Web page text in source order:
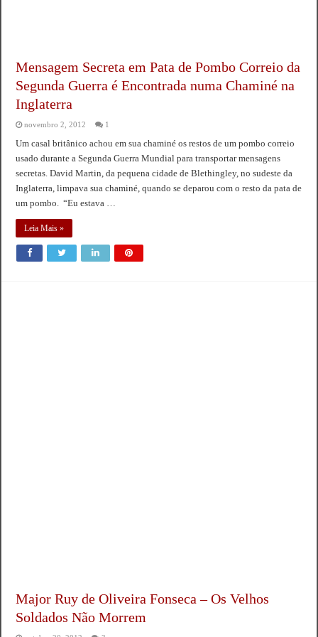
Mensagem Secreta em Pata de Pombo Correio da
Segunda Guerra é Encontrada numa Chaminé na
Inglaterra
novembro 2, 2012 1
Um casal britânico achou em sua chaminé os restos de um pombo correio
usado durante a Segunda Guerra Mundial para transportar mensagens
secretas. David Martin, da pequena cidade de Blethingley, no sudeste da
Inglaterra, limpava sua chaminé, quando se deparou com o resto da pata de
um pombo. “Eu estava …
Leia Mais »
Major Ruy de Oliveira Fonseca – Os Velhos
Soldados Não Morrem